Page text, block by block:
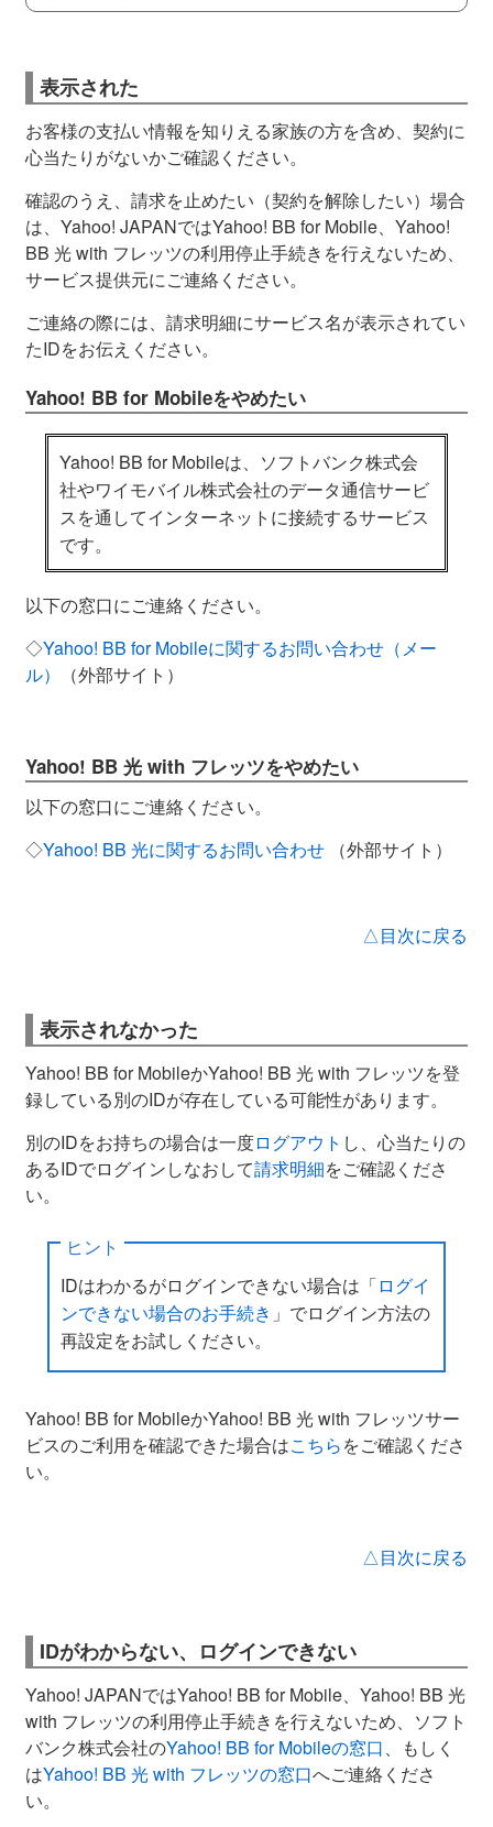
表示された
お客様の支払い情報を知りえる家族の方を含め、契約に
心当たりがないかご確認ください。
確認のうえ、請求を止めたい（契約を解除したい）場合
は、Yahoo! JAPANではYahoo! BB for Mobile、Yahoo!
BB 光 with フレッツの利用停止手続きを行えないため、
サービス提供元にご連絡ください。
ご連絡の際には、請求明細にサービス名が表示されてい
たIDをお伝えください。
Yahoo! BB for Mobileをやめたい
Yahoo! BB for Mobileは、ソフトバンク株式会
社やワイモバイル株式会社のデータ通信サービ
スを通してインターネットに接続するサービス
です。
以下の窓口にご連絡ください。
◇Yahoo! BB for Mobileに関するお問い合わせ（メー
ル）
（外部サイト）
Yahoo! BB 光 with フレッツをやめたい
以下の窓口にご連絡ください。
◇Yahoo! BB 光に関するお問い合わせ （外部サイト）
△目次に戻る
表示されなかった
Yahoo! BB for MobileかYahoo! BB 光 with フレッツを登
録している別のIDが存在している可能性があります。
別のIDをお持ちの場合は一度ログアウト し、心当たりの
あるIDでログインしなおして請求明細をご確認くださ
い。
ヒント
IDはわかるがログインできない場合は「ログイ
ンできない場合のお手続き 」でログイン方法の
再設定をお試しください。
Yahoo! BB for MobileかYahoo! BB 光 with フレッツサー
ビスのご利用を確認できた場合はこちらをご確認くださ
い。
△目次に戻る
IDがわからない、ログインできない
Yahoo! JAPANではYahoo! BB for Mobile、Yahoo! BB 光
with フレッツの利用停止手続きを行えないため、ソフト
バンク株式会社のYahoo! BB for Mobileの窓口 、もしく
はYahoo! BB 光 with フレッツの窓口へご連絡くださ
い。